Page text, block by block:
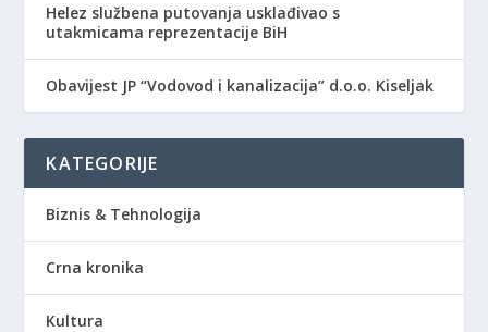
Helez službena putovanja usklađivao s
utakmicama reprezentacije BiH
Obavijest JP “Vodovod i kanalizacija” d.o.o. Kiseljak
KATEGORIJE
Biznis & Tehnologija
Crna kronika
Kultura